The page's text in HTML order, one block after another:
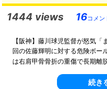
1444 views 16コメン
【阪神】藤川球児監督が怒気
回の佐藤輝明に対する危険ボー
は右肩甲骨骨折の重傷で長期離
続き